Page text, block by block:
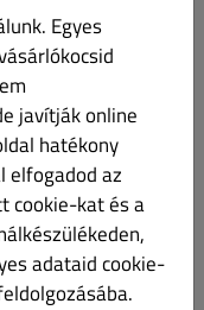
az erre a
Feltételeketés
Egyes
javítják online
hatékony
elfogadod az
cookie-kat és a
adataid cookie-